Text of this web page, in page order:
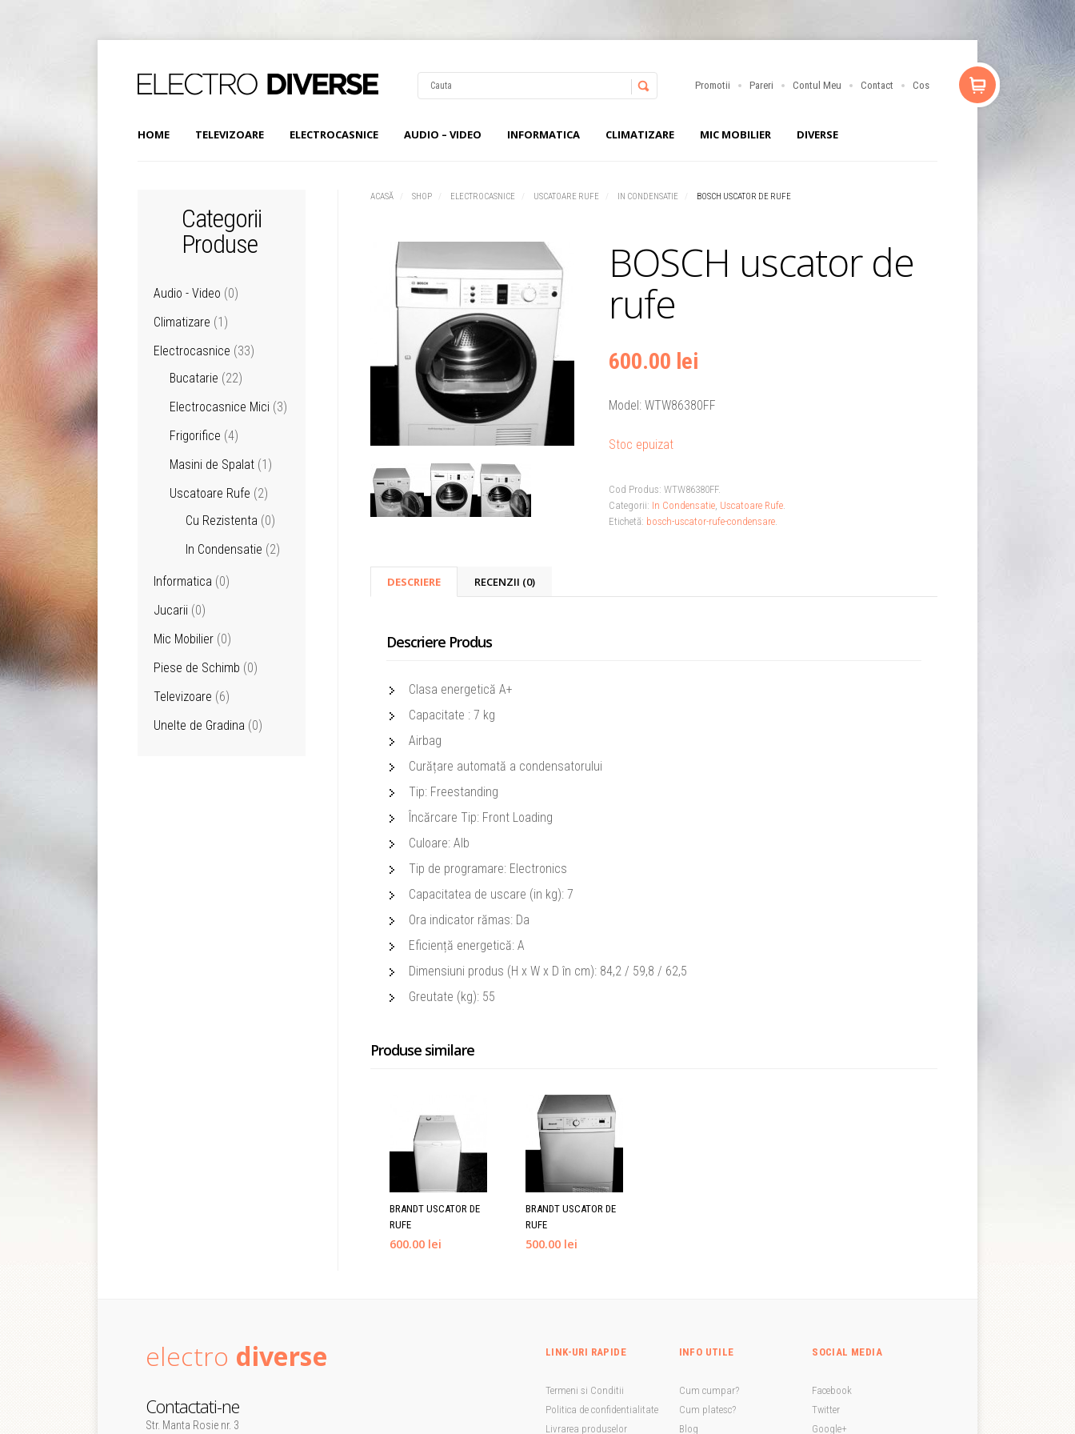
Promotii Pareri Contul Meu Contact Cos
HOME TELEVIZOARE ELECTROCASNICE AUDIO – VIDEO INFORMATICA CLIMATIZARE MIC MOBILIER DIVERSE
ACASĂ SHOP ELECTROCASNICE USCATOARE RUFE IN CONDENSATIE BOSCH USCATOR DE RUFE
BOSCH uscator de
rufe
600.00 lei
Model: WTW86380FF
Stoc epuizat
Cod Produs: WTW86380FF.
Categorii: In Condensatie, Uscatoare Rufe.
Etichetă: bosch-uscator-rufe-condensare.
DESCRIERE RECENZII (0)
Descriere Produs
Clasa energetică A+
Capacitate : 7 kg
Airbag
Curățare automată a condensatorului
Tip: Freestanding
Încărcare Tip: Front Loading
Culoare: Alb
Tip de programare: Electronics
Capacitatea de uscare (in kg): 7
Ora indicator rămas: Da
Eficiență energetică: A
Dimensiuni produs (H x W x D în cm): 84,2 / 59,8 / 62,5
Greutate (kg): 55
Produse similare
BRANDT USCATOR DE
RUFE
600.00 lei
BRANDT USCATOR DE
RUFE
500.00 lei
Categorii
Produse
Audio - Video (0)
Climatizare (1)
Electrocasnice (33)
Bucatarie (22)
Electrocasnice Mici (3)
Frigorifice (4)
Masini de Spalat (1)
Uscatoare Rufe (2)
Cu Rezistenta (0)
In Condensatie (2)
Informatica (0)
Jucarii (0)
Mic Mobilier (0)
Piese de Schimb (0)
Televizoare (6)
Unelte de Gradina (0)
electro diverse
Contactati-ne
Str. Manta Rosie nr. 3
LINK-URI RAPIDE
Termeni si Conditii
Politica de confidentialitate
Livrarea produselor
INFO UTILE
Cum cumpar?
Cum platesc?
Blog
SOCIAL MEDIA
Facebook
Twitter
Google+